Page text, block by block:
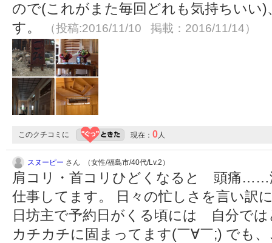
ので(これがまた毎回どれも気持ちいい
す。
（投稿:2016/11/10 掲載：2016/11/14）
このクチコミに 現在： 0人
スヌーピー さん （女性/福島市/40代/Lv.2）
肩コリ・首コリひどくなると 頭痛……
仕事してます。 日々の忙しさを言い
日坊主で予約日がくる頃には 自分で
カチカチに固まってます(￣∀￣;) でも